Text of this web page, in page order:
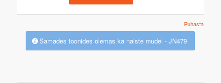
Puhasta
Samades toonides olemas ka naiste mudel - JN479